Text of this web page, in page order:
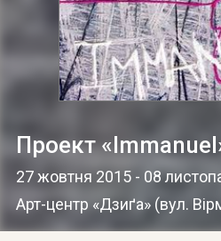
Проект
27 жовтня 2015- 08
Арт-центр «Дзиґа» (вул.